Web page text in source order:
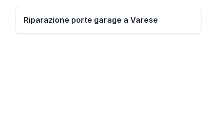
Riparazione porte garage a Varese